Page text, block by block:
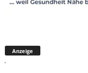
Anzeige